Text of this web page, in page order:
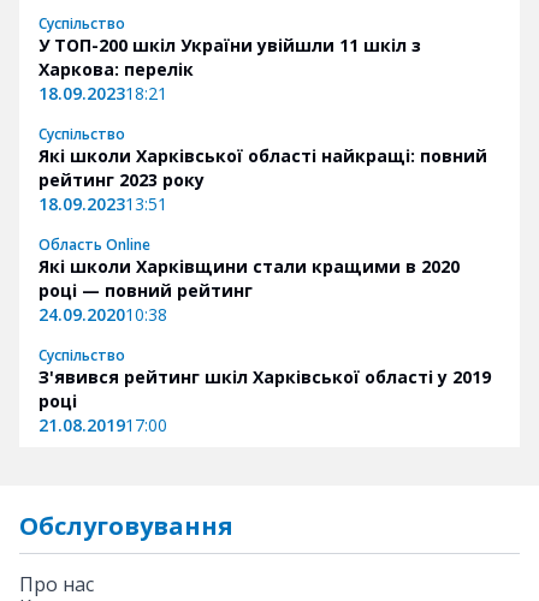
Суспільство
У ТОП-200 шкіл України увійшли 11 шкіл з
Харкова: перелік
18.09.202318:21
Суспільство
Які школи Харківської області найкращі: повний
рейтинг 2023 року
18.09.202313:51
Область Online
Які школи Харківщини стали кращими в 2020
році — повний рейтинг
24.09.202010:38
Суспільство
З'явився рейтинг шкіл Харківської області у 2019
році
21.08.201917:00
Обслуговування
Про нас